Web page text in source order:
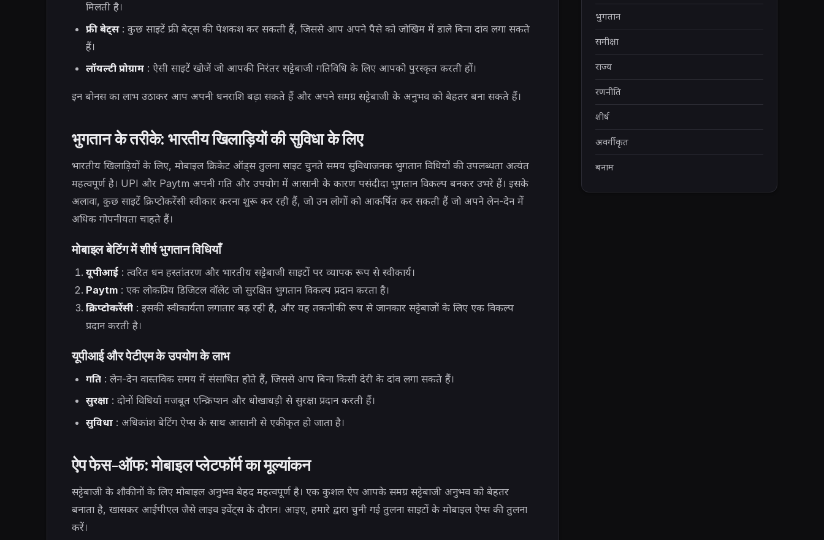
मिलती है।
फ्री बेट्स: कुछ साइटें फ्री बेट्स की पेशकश कर सकती हैं, जिससे आप अपने पैसे को जोखिम में डाले बिना दांव लगा सकते
हैं।
लॉयल्टी प्रोग्राम: ऐसी साइटें खोजें जो आपकी निरंतर सट्टेबाजी गतिविधि के लिए आपको पुरस्कृत करती हों।
इन बोनस का लाभ उठाकर आप अपनी धनराशि बढ़ा सकते हैं और अपने समग्र सट्टेबाजी के अनुभव को बेहतर बना सकते हैं।
भुगतान के तरीके: भारतीय खिलाड़ियों की सुविधा के लिए
भारतीय खिलाड़ियों के लिए, मोबाइल क्रिकेट ऑड्स तुलना साइट चुनते समय सुविधाजनक भुगतान विधियों की उपलब्धता अत्यंत
महत्वपूर्ण है। UPI और Paytm अपनी गति और उपयोग में आसानी के कारण पसंदीदा भुगतान विकल्प बनकर उभरे हैं। इसके
अलावा, कुछ साइटें क्रिप्टोकरेंसी स्वीकार करना शुरू कर रही हैं, जो उन लोगों को आकर्षित कर सकती हैं जो अपने लेन-देन में
अधिक गोपनीयता चाहते हैं।
मोबाइल बेटिंग में शीर्ष भुगतान विधियाँ
यूपीआई: त्वरित धन हस्तांतरण और भारतीय सट्टेबाजी साइटों पर व्यापक रूप से स्वीकार्य।
Paytm: एक लोकप्रिय डिजिटल वॉलेट जो सुरक्षित भुगतान विकल्प प्रदान करता है।
क्रिप्टोकरेंसी: इसकी स्वीकार्यता लगातार बढ़ रही है, और यह तकनीकी रूप से जानकार सट्टेबाजों के लिए एक विकल्प
प्रदान करती है।
यूपीआई और पेटीएम के उपयोग के लाभ
गति: लेन-देन वास्तविक समय में संसाधित होते हैं, जिससे आप बिना किसी देरी के दांव लगा सकते हैं।
सुरक्षा: दोनों विधियाँ मजबूत एन्क्रिप्शन और धोखाधड़ी से सुरक्षा प्रदान करती हैं।
सुविधा: अधिकांश बेटिंग ऐप्स के साथ आसानी से एकीकृत हो जाता है।
ऐप फेस-ऑफ: मोबाइल प्लेटफॉर्म का मूल्यांकन
सट्टेबाजी के शौकीनों के लिए मोबाइल अनुभव बेहद महत्वपूर्ण है। एक कुशल ऐप आपके समग्र सट्टेबाजी अनुभव को बेहतर
बनाता है, खासकर आईपीएल जैसे लाइव इवेंट्स के दौरान। आइए, हमारे द्वारा चुनी गई तुलना साइटों के मोबाइल ऐप्स की तुलना
करें।
भुगतान
समीक्षा
राज्य
रणनीति
शीर्ष
अवर्गीकृत
बनाम